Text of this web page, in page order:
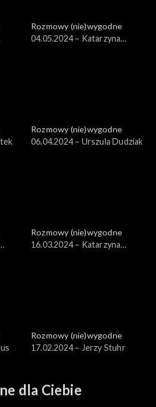
Rozmowy (nie)wygodne
04.05.2024 – Katarzyna
Rozmowy (nie)wygodne
06.04.2024 – Urszula Dudziak
Rozmowy (nie)wygodne
16.03.2024 – Katarzyna
Rozmowy (nie)wygodne
17.02.2024 – Jerzy Stuhr
dla Ciebie